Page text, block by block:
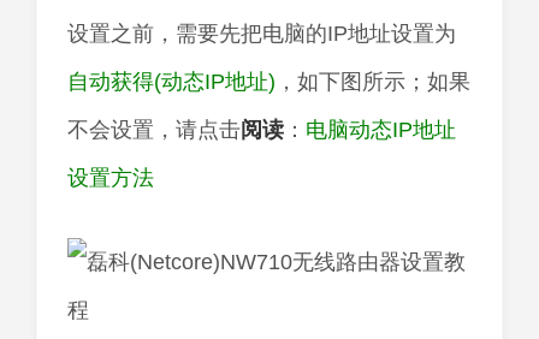
设置之前，需要先把电脑的IP地址设置为
自动获得(动态IP地址) ，如下图所示；如果
不会设置，请点击阅读 ： 电脑动态IP地址
设置方法